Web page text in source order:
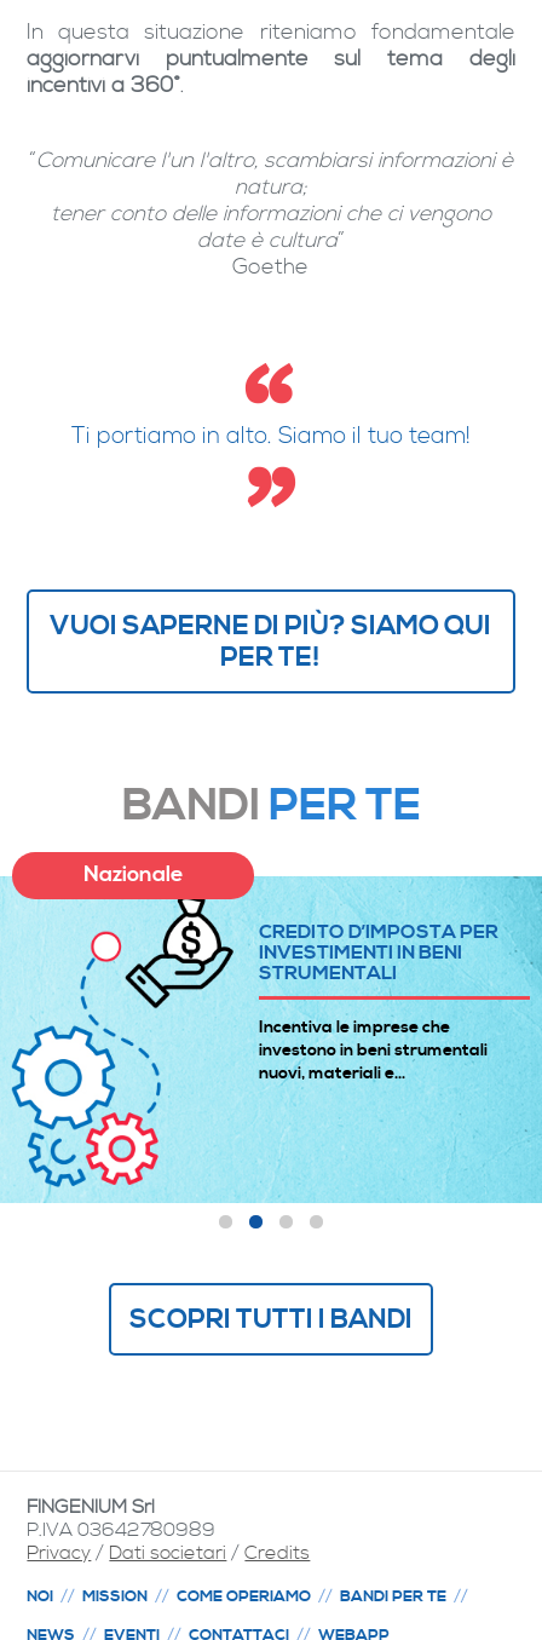
In questa situazione riteniamo fondamentale
aggiornarvi puntualmente sul tema degli
incentivi a 360°.
“Comunicare l'un l'altro, scambiarsi informazioni è
natura;
tener conto delle informazioni che ci vengono
date è cultura”
Goethe
Ti portiamo in alto. Siamo il tuo team!
VUOI SAPERNE DI PIÙ? SIAMO QUI
PER TE!
BANDI PER TE
Nazionale
CREDITO D’IMPOSTA PER
INVESTIMENTI IN BENI
STRUMENTALI
Incentiva le imprese che
investono in beni strumentali
nuovi, materiali e...
SCOPRI TUTTI I BANDI
FINGENIUM Srl
P.IVA 03642780989
Privacy / Dati societari /Credits
NOI MISSION COME OPERIAMO
BANDI PER TE
NEWS
EVENTI CONTATTACI WEBAPP